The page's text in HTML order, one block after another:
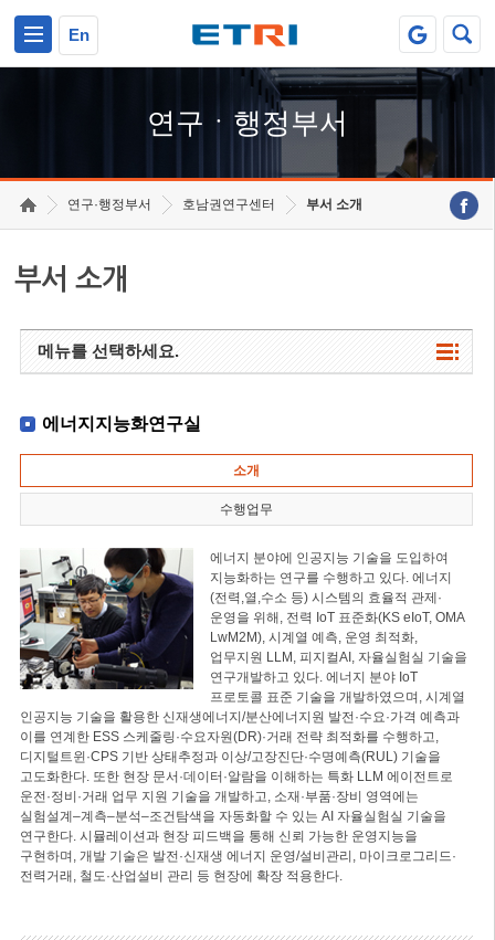
En
연구ㆍ행정부서
연구·행정부서 호남권연구센터 부서 소개
부서 소개
메뉴를 선택하세요.
에너지지능화연구실
소개
수행업무
에너지 분야에 인공지능 기술을 도입하여
지능화하는 연구를 수행하고 있다. 에너지
(전력,열,수소 등) 시스템의 효율적 관제·
운영을 위해, 전력 IoT 표준화(KS eIoT, OMA
LwM2M), 시계열 예측, 운영 최적화,
업무지원 LLM, 피지컬AI, 자율실험실 기술을
연구개발하고 있다. 에너지 분야 IoT
프로토콜 표준 기술을 개발하였으며, 시계열
인공지능 기술을 활용한 신재생에너지/분산에너지원 발전·수요·가격 예측과
이를 연계한 ESS 스케줄링·수요자원(DR)·거래 전략 최적화를 수행하고,
디지털트윈·CPS 기반 상태추정과 이상/고장진단·수명예측(RUL) 기술을
고도화한다. 또한 현장 문서·데이터·알람을 이해하는 특화 LLM 에이전트로
운전·정비·거래 업무 지원 기술을 개발하고, 소재·부품·장비 영역에는
실험설계–계측–분석–조건탐색을 자동화할 수 있는 AI 자율실험실 기술을
연구한다. 시뮬레이션과 현장 피드백을 통해 신뢰 가능한 운영지능을
구현하며, 개발 기술은 발전·신재생 에너지 운영/설비관리, 마이크로그리드·
전력거래, 철도·산업설비 관리 등 현장에 확장 적용한다.